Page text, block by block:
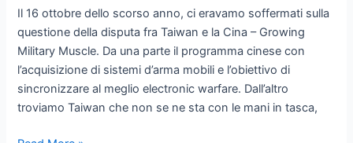
Il 16 ottobre dello scorso anno, ci eravamo soffermati sulla
questione della disputa fra Taiwan e la Cina – Growing
Military Muscle. Da una parte il programma cinese con
l’acquisizione di sistemi d’arma mobili e l’obiettivo di
sincronizzare al meglio electronic warfare. Dall’altro
troviamo Taiwan che non se ne sta con le mani in tasca,